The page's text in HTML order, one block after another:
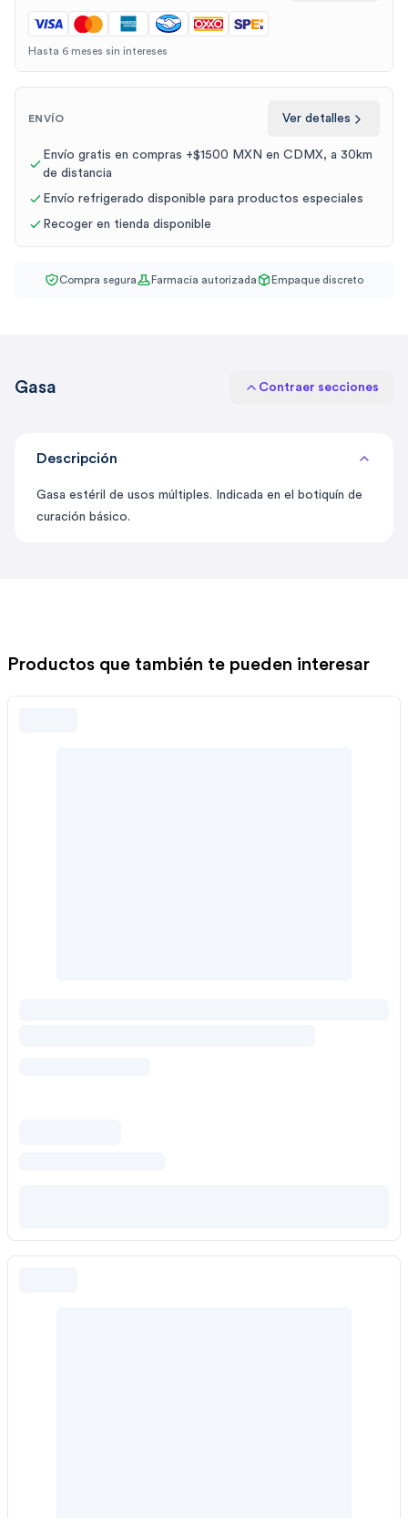
Hasta 6 meses sin intereses
ENVÍO Ver detalles
Envío gratis en compras +$1500 MXN en CDMX, a 30km
de distancia
Envío refrigerado disponible para productos especiales
Recoger en tienda disponible
Compra segura Farmacia autorizada Empaque discreto
Gasa Contraer secciones
Descripción
Gasa estéril de usos múltiples. Indicada en el botiquín de
curación básico.
Productos que también te pueden interesar